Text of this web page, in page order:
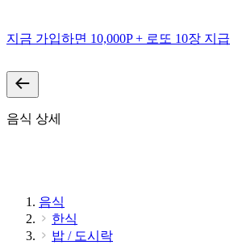
지금 가입하면 10,000P + 로또 10장 지급
음식 상세
음식
한식
밥 / 도시락